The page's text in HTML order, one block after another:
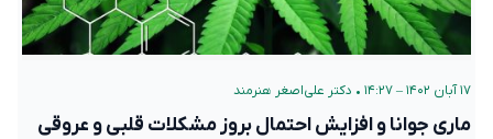
۱۷ آبان ۱۴۰۲ – ۱۴:۲۷ • دکتر علی‌اصغر هنرمند
ماری جوانا و افزایش احتمال بروز مشکلات قلبی و عروقی